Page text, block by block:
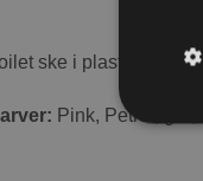
ske i plastik til
Pink, Petrol, grå,